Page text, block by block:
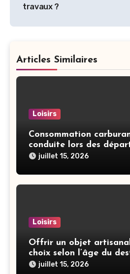
travaux ?
Articles Similaires
Loisirs
Consommation
conduite lors des
juillet 15, 2026
Loisirs
Offrir un objet
choix selon l’âge du
juillet 15, 2026